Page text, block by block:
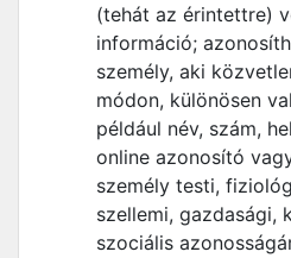
(tehát az érintettre)
információ;
személy, aki
módon, különösen
például név, szám,
online azonosító
személy testi,
szellemi, gazdasági,
szociális